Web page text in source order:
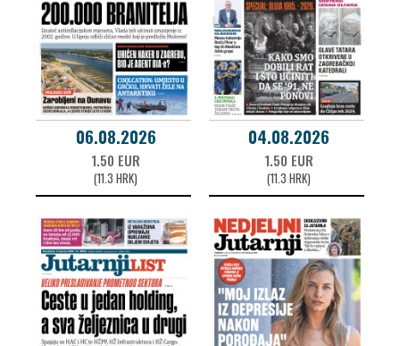
06.08.2026
1.50 EUR
(11.3 HRK)
04.08.2026
1.50 EUR
(11.3 HRK)